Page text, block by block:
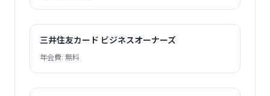
三井住友カード ビジネスオーナーズ
年会費: 無料